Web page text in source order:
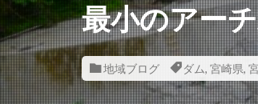
最小のアー
地域ブログ ダム, 宮崎県,